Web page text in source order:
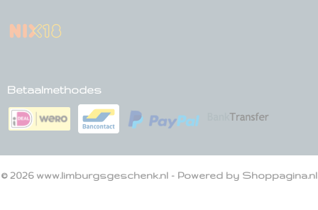
Betaalmethodes
© 2026 www.limburgsgeschenk.nl - Powered by Shoppagina.nl